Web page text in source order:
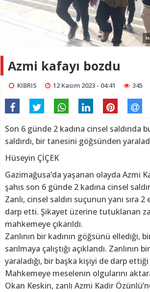
Azmi kafayı bozdu
KIBRIS 12 Kasım 2023 - 04:41 345
Son 6 günde 2 kadına cinsel saldırıda
saldırdı, bir tanesini göğsünden
Hüseyin ÇİÇEK
Gazimağusa’da yaşanan olayda Azmi
şahıs son 6 günde 2 kadına cinsel
Zanlı, cinsel saldırı suçunun yanı sıra 2
darp etti. Şikayet üzerine tutuklanan
mahkemeye çıkarıldı.
Zanlının bir kadının göğsünü ellediği,
sarılmaya çalıştığı açıklandı. Zanlının
yaraladığı, bir başka kişiyi de darp
Mahkemeye meselenin olgularını
Okan Keskin, zanlı Azmi Kadir